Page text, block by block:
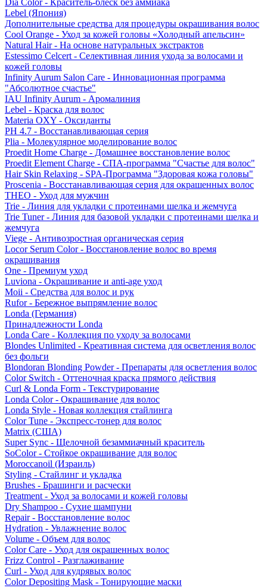
Dia Color - Краситель-блеск без аммиака
Lebel (Япония)
Дополнительные средства для процедуры окрашивания волос
Cool Orange - Уход за кожей головы «Холодный апельсин»
Natural Hair - На основе натуральных экстрактов
Estessimo Celcert - Селективная линия ухода за волосами и
кожей головы
Infinity Aurum Salon Care - Инновационная программа
"Абсолютное счастье"
IAU Infinity Aurum - Аромалиния
Lebel - Краска для волос
Materia OXY - Оксиданты
PH 4.7 - Восстанавливающая серия
Plia - Молекулярное моделирование волос
Proedit Home Charge - Домашнее восстановление волос
Proedit Element Charge - СПА-программа "Счастье для волос"
Hair Skin Relaxing - SPA-Программа "Здоровая кожа головы"
Proscenia - Восстанавливающая серия для окрашенных волос
THEO - Уход для мужчин
Trie - Линия для укладки с протеинами шелка и жемчуга
Trie Tuner - Линия для базовой укладки с протеинами шелка и
жемчуга
Viege - Антивозростная органическая серия
Locor Serum Color - Восстановление волос во время
окрашивания
One - Премиум уход
Luviona - Окрашивание и anti-age уход
Moii - Средства для волос и рук
Rufor - Бережное выпрямление волос
Londa (Германия)
Принадлежности Londa
Londa Care - Коллекция по уходу за волосами
Blondes Unlimited - Креативная система для осветления волос
без фольги
Blondoran Blonding Powder - Препараты для осветления волос
Color Switch - Оттеночная краска прямого действия
Curl & Londa Form - Текстурирование
Londa Color - Окрашивание для волос
Londa Style - Новая коллекция стайлинга
Color Tune - Экспресс-тонер для волос
Matrix (США)
Super Sync - Щелочной безаммиачный краситель
SoColor - Стойкое окрашивание для волос
Moroccanoil (Израиль)
Styling - Стайлинг и укладка
Brushes - Брашинги и расчески
Treatment - Уход за волосами и кожей головы
Dry Shampoo - Сухие шампуни
Repair - Восстановление волос
Hydration - Увлажнение волос
Volume - Объем для волос
Color Care - Уход для окрашенных волос
Frizz Control - Разглаживание
Curl - Уход для кудрявых волос
Color Depositing Mask - Тонирующие маски